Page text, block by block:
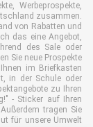
Werbeprospekte,
zusammen.
von Rabatten und
das eine Angebot,
des Sale oder
Sie neue Prospekte
im Briefkasten
in der Schule oder
zu Ihren
- Sticker auf Ihren
tragen Sie
für unsere Umwelt